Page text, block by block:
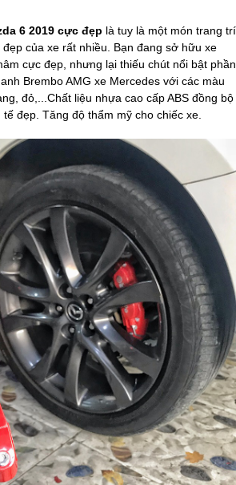
6 2019 cực đẹp là tuy là một món trang trí
của xe rất nhiều. Bạn đang sở hữu xe
cực đẹp, nhưng lại thiếu chút nổi bật phần
Brembo AMG xe Mercedes với các màu
đỏ,...Chất liệu nhựa cao cấp ABS đồng bộ
đẹp. Tăng độ thẩm mỹ cho chiếc xe.